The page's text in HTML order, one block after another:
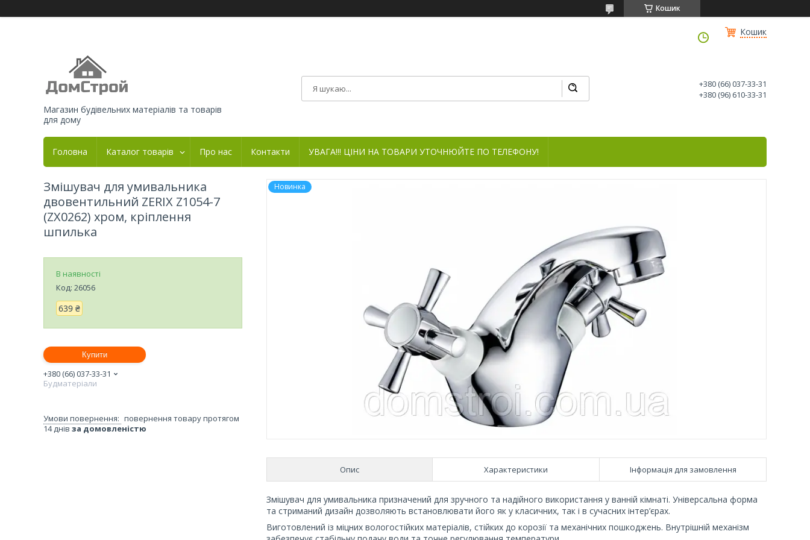
Кошик
Кошик
Магазин будівельних матеріалів та товарів
для дому
+380 (66) 037-33-31
+380 (96) 610-33-31
Головна Каталог товарів Про нас Контакти УВАГА!!! ЦІНИ НА ТОВАРИ УТОЧНЮЙТЕ ПО ТЕЛЕФОНУ!
Новинка
Опис Характеристики Інформація для замовлення
Змішувач для умивальника призначений для зручного та надійного використання у ванній кімнаті. Універсальна форма
та стриманий дизайн дозволяють встановлювати його як у класичних, так і в сучасних інтер’єрах.
Виготовлений із міцних вологостійких матеріалів, стійких до корозії та механічних пошкоджень. Внутрішній механізм
Змішувач для умивальника
двовентильний ZERIX Z1054-7
(ZX0262) хром, кріплення
шпилька
В наявності
Код: 26056
639 ₴
Купити
+380 (66) 037-33-31
Будматеріали
повернення товару протягом
14 днів за домовленістю